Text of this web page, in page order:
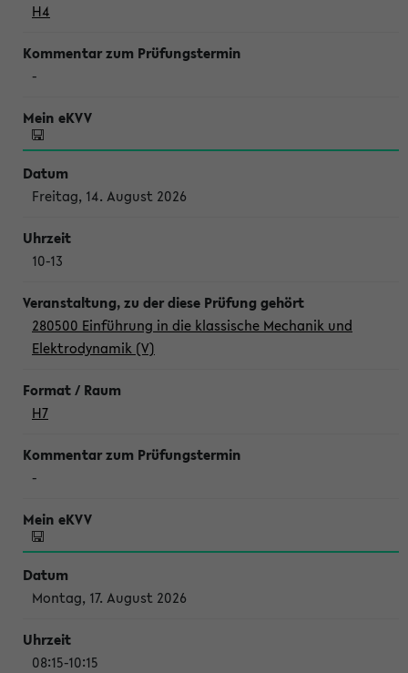
H4
-
Freitag, 14. August 2026
10-13
280500 Einführung in die klassische Mechanik und
Elektrodynamik (V)
H7
-
Montag, 17. August 2026
08:15-10:15